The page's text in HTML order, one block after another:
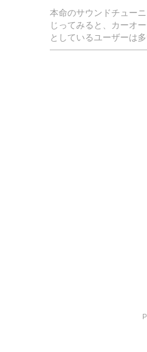
本命のサウンドチュー
じってみると、カーオ
としているユーザーは多